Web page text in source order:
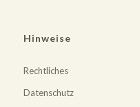
Hinweise
Rechtliches
Datenschutz